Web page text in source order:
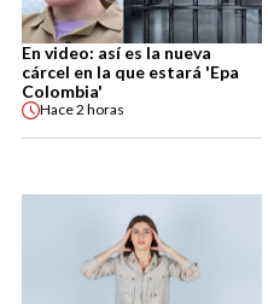
En video: así es la nueva
cárcel en la que estará 'Epa
Colombia'
Hace2 horas